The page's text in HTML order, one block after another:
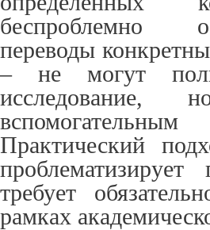
беспроблемно
переводы
– не могут
Практический
требует
рамках